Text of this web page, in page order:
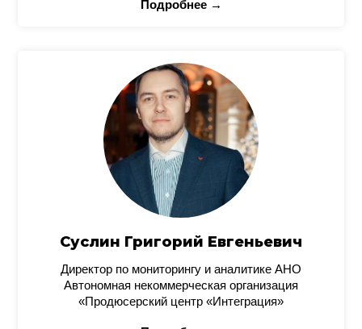
Подробнее →
Суслин Григорий Евгеньевич
Директор по мониторингу и аналитике АНО
Автономная некоммерческая организация
«Продюсерский центр «Интеграция»